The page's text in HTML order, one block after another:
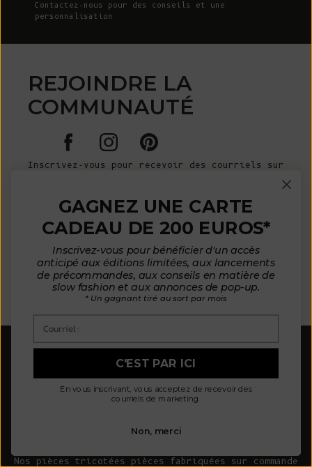
Contactez-nous pour des conseils et une
personnalisation
REJOINDRE LA
COMMUNAUTÉ
Inscrivez-vous pour recevoir des courriels sur
Courrier électronique
S'ABONNER
meilleure qualité. Nous pensons que notre planète
Nos pièces tricotées pièces fabriquées sur commande
GAGNEZ UNE CARTE
CADEAU DE 200 EUROS*
Inscrivez-vous pour bénéficier d'un accès
anticipé aux éditions limitées, aux lancements
de précommandes, aux conseils en matière de
slow fashion et aux annonces de pop-up.
* Un gagnant tiré au sort par mois
C'EST PAR ICI
En vous inscrivant, vous acceptez de recevoir des
courriels de marketing.
Non, merci